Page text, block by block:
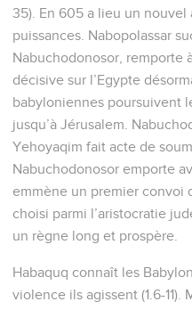
35). En 605 a lieu un
puissances. Nabopolassar
Nabuchodonosor, remporte
décisive sur l’Egypte
babyloniennes poursuivent
jusqu’à Jérusalem.
Yehoyaqim fait acte de
Nabuchodonosor emporte
emmène un premier convoi
choisi parmi l’aristocratie
un règne long et prospère.
Habaquq connaît les
violence ils agissent (1.6-